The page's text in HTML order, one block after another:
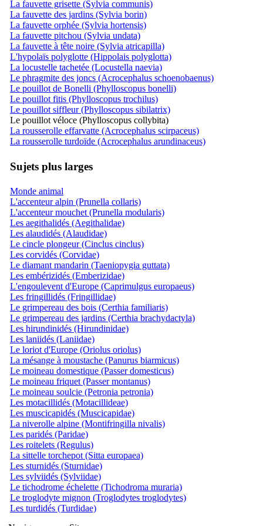
La fauvette grisette (Sylvia communis)
La fauvette des jardins (Sylvia borin)
La fauvette orphée (Sylvia hortensis)
La fauvette pitchou (Sylvia undata)
La fauvette à tête noire (Sylvia atricapilla)
L'hypolaïs polyglotte (Hippolais polyglotta)
La locustelle tachetée (Locustella naevia)
Le phragmite des joncs (Acrocephalus schoenobaenus)
Le pouillot de Bonelli (Phylloscopus bonelli)
Le pouillot fitis (Phylloscopus trochilus)
Le pouillot siffleur (Phylloscopus sibilatrix)
Le pouillot véloce (Phylloscopus collybita)
La rousserolle effarvatte (Acrocephalus scirpaceus)
La rousserolle turdoïde (Acrocephalus arundinaceus)
Sujets plus larges
Monde animal
L'accenteur alpin (Prunella collaris)
L'accenteur mouchet (Prunella modularis)
Les aegithalidés (Aegithalidae)
Les alaudidés (Alaudidae)
Le cincle plongeur (Cinclus cinclus)
Les corvidés (Corvidae)
Le diamant mandarin (Taeniopygia guttata)
Les embérizidés (Emberizidae)
L'engoulevent d'Europe (Caprimulgus europaeus)
Les fringillidés (Fringillidae)
Le grimpereau des bois (Certhia familiaris)
Le grimpereau des jardins (Certhia brachydactyla)
Les hirundinidés (Hirundinidae)
Les laniidés (Laniidae)
Le loriot d'Europe (Oriolus oriolus)
La mésange à moustache (Panurus biarmicus)
Le moineau domestique (Passer domesticus)
Le moineau friquet (Passer montanus)
Le moineau soulcie (Petronia petronia)
Les motacillidés (Motacillideae)
Les muscicapidés (Muscicapidae)
La niverolle alpine (Montifringilla nivalis)
Les paridés (Paridae)
Les roitelets (Regulus)
La sittelle torchepot (Sitta europaea)
Les sturnidés (Sturnidae)
Les sylviidés (Sylviidae)
Le tichodrome échelette (Tichodroma muraria)
Le troglodyte mignon (Troglodytes troglodytes)
Les turdidés (Turdidae)